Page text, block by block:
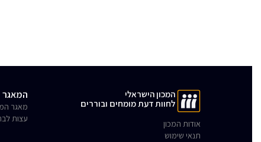
המכון הישראלי
לחוות דעת מומחים ובוררים
אודות המכון
תנאי שימוש
המאגר
מאגר
עצות